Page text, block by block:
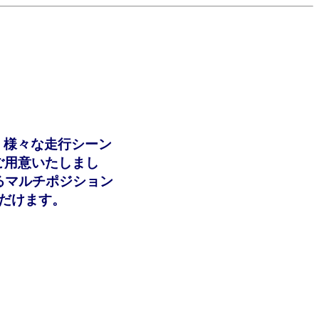
々な走行シーン
用意いたしまし
ルチポジション
ます。